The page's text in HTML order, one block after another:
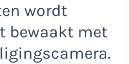
wordt
bewaakt met